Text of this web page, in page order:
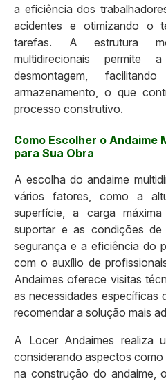
a eficiência dos
acidentes e otimizando o
tarefas. A estrutura
multidirecionais permite
desmontagem,
armazenamento, o que
processo construtivo.
Como Escolher o Andaime
para Sua Obra
A escolha do andaime
vários fatores, como a
superfície, a carga
suportar e as condições de
segurança e a eficiência do
com o auxílio de
Andaimes oferece visitas
as necessidades específicas
recomendar a solução mais
A Locer Andaimes realiza
considerando aspectos
na construção do andaime,